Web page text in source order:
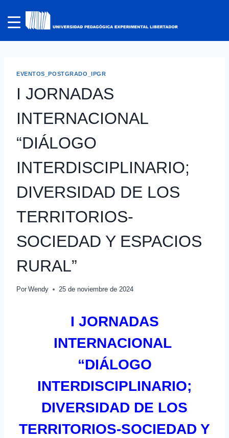
EVENTOS_POSTGRADO_IPGR
I JORNADAS
INTERNACIONAL
“DIÁLOGO
INTERDISCIPLINARIO;
DIVERSIDAD DE LOS
TERRITORIOS-
SOCIEDAD Y ESPACIOS
RURAL”
Por Wendy 25 de noviembre de 2024
I JORNADAS
INTERNACIONAL
“DIÁLOGO
INTERDISCIPLINARIO;
DIVERSIDAD DE LOS
TERRITORIOS-SOCIEDAD Y